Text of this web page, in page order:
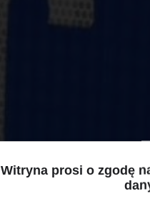
Witryna prosi o zgodę